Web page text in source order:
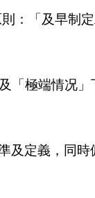
：「及早制
「極端情况
及定義，同